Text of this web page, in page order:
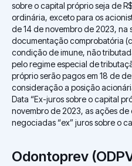
sobre o capital próprio seja de
ordinária, exceto para os
de 14 de novembro de 2023, na
documentação comprobatória
condição de imune, não
pelo regime especial de
próprio serão pagos em 18 de
consideração a posição
Data “Ex-juros sobre o capital
novembro de 2023, as ações
negociadas “ex” juros sobre o
Odontoprev